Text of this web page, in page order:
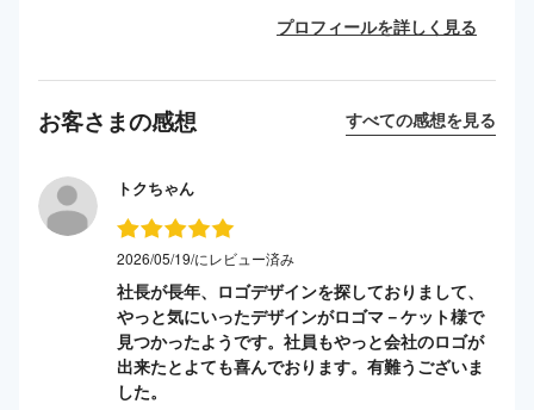
プロフィールを詳しく見る
お客さまの感想 すべての感想を見る
トクちゃん
2026/05/19/にレビュー済み
社長が長年、ロゴデザインを探しておりまして、
やっと気にいったデザインがロゴマ－ケット様で
見つかったようです。社員もやっと会社のロゴが
出来たとよても喜んでおります。有難うございま
した。